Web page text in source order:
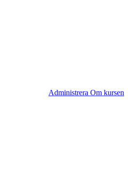
Administrera Om kursen